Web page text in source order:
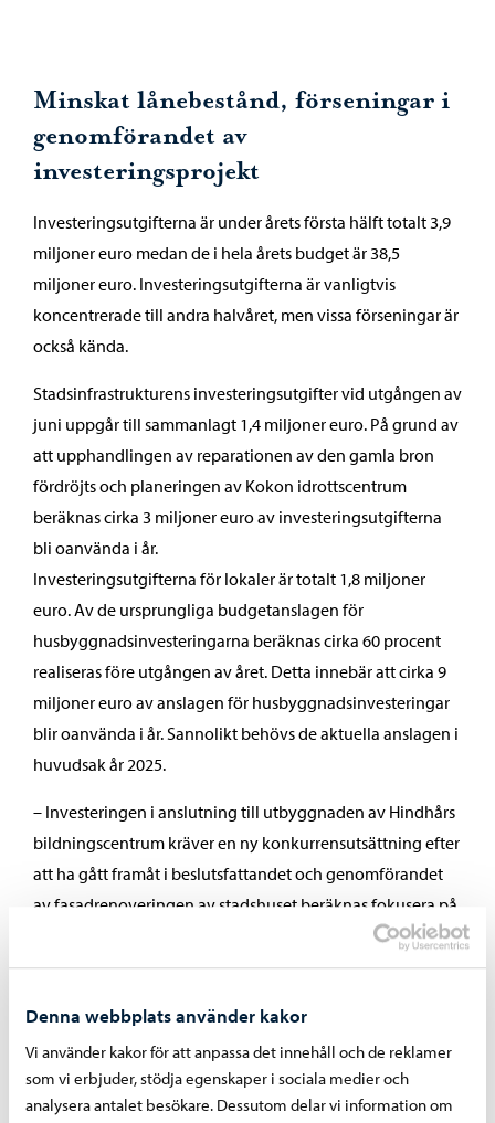
Denna webbplats använder kakor
Vi använder kakor för att anpassa det innehåll och de reklamer
som vi erbjuder, stödja egenskaper i sociala medier och
analysera antalet besökare. Dessutom delar vi information om
Minskat lånebestånd, förseningar i
genomförandet av
investeringsprojekt
Investeringsutgifterna är under årets första hälft totalt 3,9
miljoner euro medan de i hela årets budget är 38,5
miljoner euro. Investeringsutgifterna är vanligtvis
koncentrerade till andra halvåret, men vissa förseningar är
också kända.
Stadsinfrastrukturens investeringsutgifter vid utgången av
juni uppgår till sammanlagt 1,4 miljoner euro. På grund av
att upphandlingen av reparationen av den gamla bron
fördröjts och planeringen av Kokon idrottscentrum
beräknas cirka 3 miljoner euro av investeringsutgifterna
bli oanvända i år.
Investeringsutgifterna för lokaler är totalt 1,8 miljoner
euro. Av de ursprungliga budgetanslagen för
husbyggnadsinvesteringarna beräknas cirka 60 procent
realiseras före utgången av året. Detta innebär att cirka 9
miljoner euro av anslagen för husbyggnadsinvesteringar
blir oanvända i år. Sannolikt behövs de aktuella anslagen i
huvudsak år 2025.
– Investeringen i anslutning till utbyggnaden av Hindhårs
bildningscentrum kräver en ny konkurrensutsättning efter
att ha gått framåt i beslutsfattandet och genomförandet
av fasadrenoveringen av stadshuset beräknas fokusera på
år 2025. Investeringsutgifterna för småbarnspedagogiken i
de norra områdena blir betydligt mindre än budgeten på
byggandet av en tillgänglig lekpark på Västra åstranden
fördröjs på grund av saneringen av förorenad mark,
berättar lokalitetsdirektör Mikko Silvast.